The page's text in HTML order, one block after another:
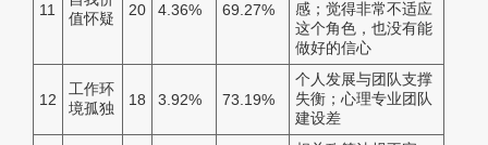
11
值怀疑
20 4.36% 69.27%
感；觉得非常不适应
这个角色，也没有能
做好的信心
12
工作环
境孤独
18 3.92% 73.19%
个人发展与团队支撑
失衡；心理专业团队
建设差